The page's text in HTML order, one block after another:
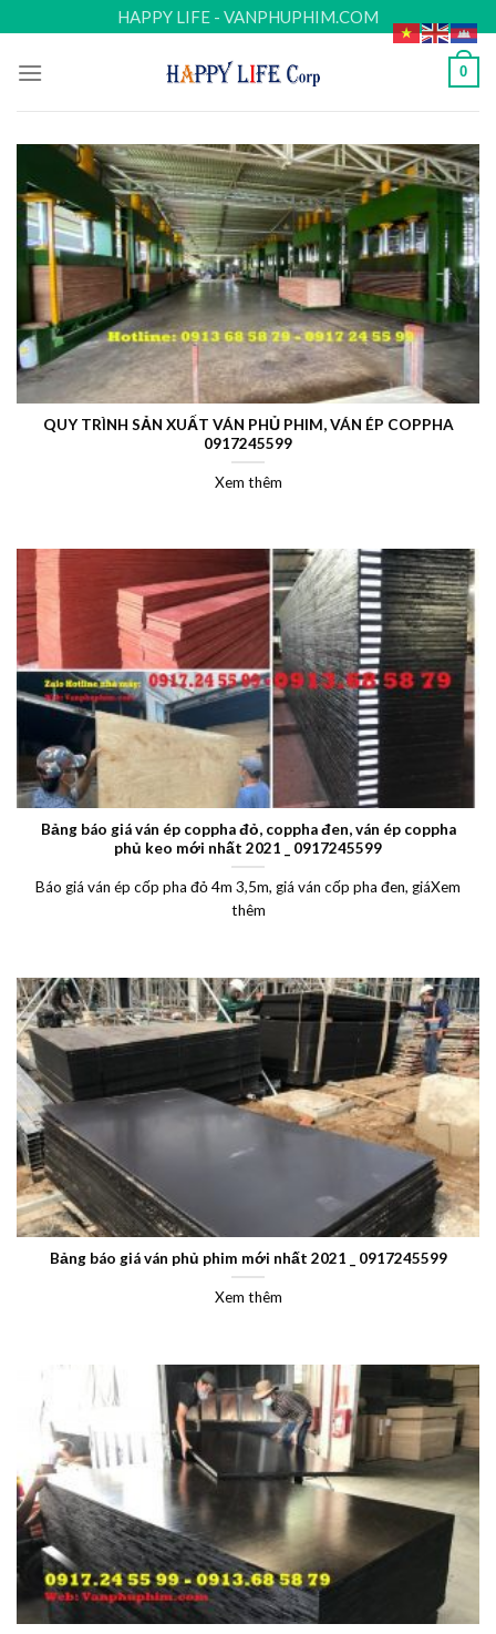
to
content
HAPPY LIFE - VANPHUPHIM.COM
0
QUY TRÌNH SẢN XUẤT VÁN PHỦ PHIM, VÁN ÉP COPPHA
0917245599
Xem thêm
Bảng báo giá ván ép coppha đỏ, coppha đen, ván ép coppha
phủ keo mới nhất 2021 _ 0917245599
Báo giá ván ép cốp pha đỏ 4m 3,5m, giá ván cốp pha đen, giáXem
thêm
Bảng báo giá ván phủ phim mới nhất 2021 _ 0917245599
Xem thêm